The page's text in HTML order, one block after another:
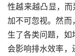
性越来越凸显，而
加不可忽视。然
生了各类问题，
会影响排水效率